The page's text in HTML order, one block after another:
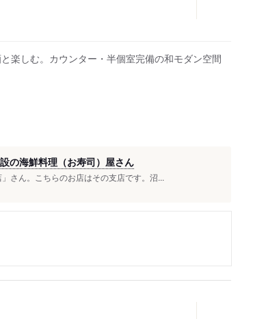
楽しむ。カウンター・半個室完備の和モダン空間
の海鮮料理（お寿司）屋さん
さん。こちらのお店はその支店です。沼...